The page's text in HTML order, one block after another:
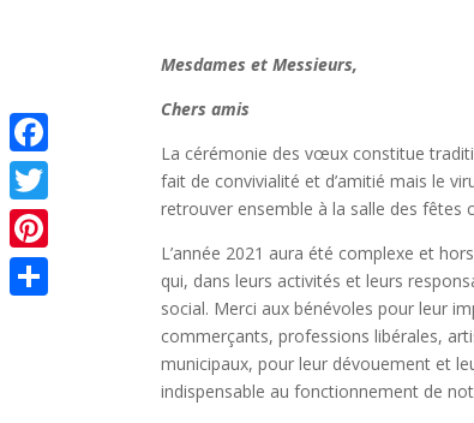
Mesdames et Messieurs,
Chers amis
La cérémonie des vœux constitue
fait de convivialité et d’amitié mais le
retrouver ensemble à la salle des fêtes
L’année 2021 aura été complexe et
qui, dans leurs activités et leurs
social. Merci aux bénévoles pour leur
commerçants, professions libérales,
municipaux, pour leur dévouement et
indispensable au fonctionnement de
Facebook
Twitter
Pinterest